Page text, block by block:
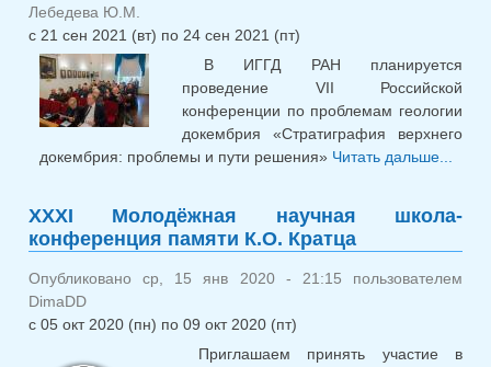
проблемы
решения»
Лебедева Ю.М.
с 21 сен 2021 (вт) по 24 сен 2021 (пт)
В ИГГД РАН планируется
проведение VII Российской
конференции по проблемам геологии
докембрия «Стратиграфия верхнего
докембрия: проблемы и пути решения» Читать дальше...
XXXI Молодёжная научная школа-
конференция памяти К.О. Кратца
Опубликовано ср, 15 янв 2020 - 21:15 пользователем
DimaDD
с 05 окт 2020 (пн) по 09 окт 2020 (пт)
Приглашаем принять участие в